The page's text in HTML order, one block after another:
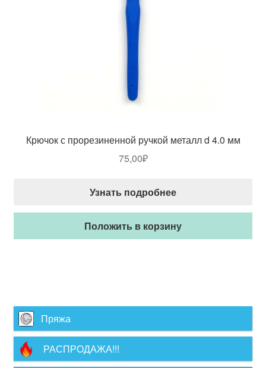
Крючок с прорезиненной ручкой металл d 4.0 мм
75,00₽
Узнать подробнее
Положить в корзину
Пряжа
РАСПРОДАЖА!!!